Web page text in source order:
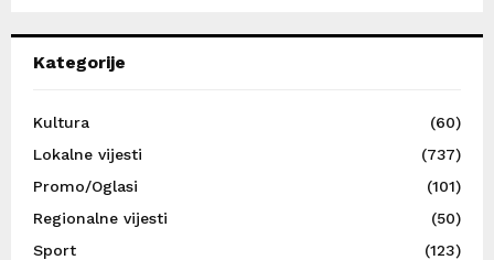
Kategorije
Kultura
(60)
Lokalne vijesti
(737)
Promo/Oglasi
(101)
Regionalne vijesti
(50)
Sport
(123)